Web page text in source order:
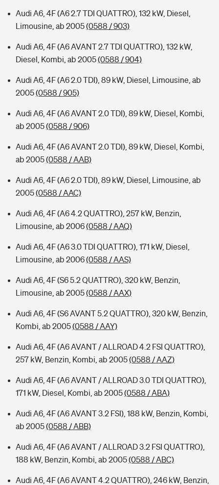
Audi A6, 4F (A6 2.7 TDI QUATTRO), 132 kW, Diesel,
Limousine, ab 2005(0588 / 903)
Audi A6, 4F (A6 AVANT 2.7 TDI QUATTRO), 132 kW,
Diesel, Kombi, ab 2005(0588 / 904)
Audi A6, 4F (A6 2.0 TDI), 89 kW, Diesel, Limousine, ab
2005(0588 / 905)
Audi A6, 4F (A6 AVANT 2.0 TDI), 89 kW, Diesel, Kombi,
ab 2005(0588 / 906)
Audi A6, 4F (A6 AVANT 2.0 TDI), 89 kW, Diesel, Kombi,
ab 2005(0588 / AAB)
Audi A6, 4F (A6 2.0 TDI), 89 kW, Diesel, Limousine, ab
2005(0588 / AAC)
Audi A6, 4F (A6 4.2 QUATTRO), 257 kW, Benzin,
Limousine, ab 2006(0588 / AAQ)
Audi A6, 4F (A6 3.0 TDI QUATTRO), 171 kW, Diesel,
Limousine, ab 2006(0588 / AAS)
Audi A6, 4F (S6 5.2 QUATTRO), 320 kW, Benzin,
Limousine, ab 2005(0588 / AAX)
Audi A6, 4F (S6 AVANT 5.2 QUATTRO), 320 kW, Benzin,
Kombi, ab 2005(0588 / AAY)
Audi A6, 4F (A6 AVANT / ALLROAD 4.2 FSI QUATTRO),
257 kW, Benzin, Kombi, ab 2005(0588 / AAZ)
Audi A6, 4F (A6 AVANT / ALLROAD 3.0 TDI QUATTRO),
171 kW, Diesel, Kombi, ab 2005(0588 / ABA)
Audi A6, 4F (A6 AVANT 3.2 FSI), 188 kW, Benzin, Kombi,
ab 2005(0588 / ABB)
Audi A6, 4F (A6 AVANT / ALLROAD 3.2 FSI QUATTRO),
188 kW, Benzin, Kombi, ab 2005(0588 / ABC)
Audi A6, 4F (A6 AVANT 4.2 QUATTRO), 246 kW, Benzin,